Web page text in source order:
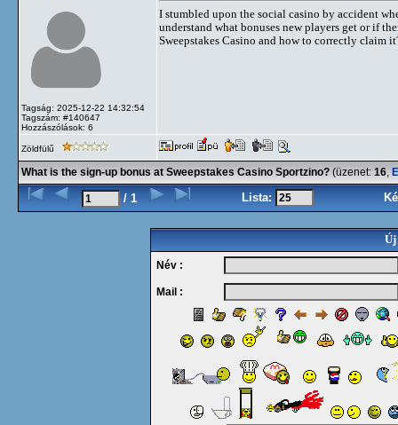
Tagság: 2025-12-22 14:32:54
Tagszám: #140647
Hozzászólások: 6
I stumbled upon the social casino by accident
understand what bonuses new players get or if
Sweepstakes Casino and how to correctly claim
Zöldfülű
What is the sign-up bonus at Sweepstakes Casino Sportzino? (üzenet: 16,
/ 1 Lista:
Új
Név :
Mail :